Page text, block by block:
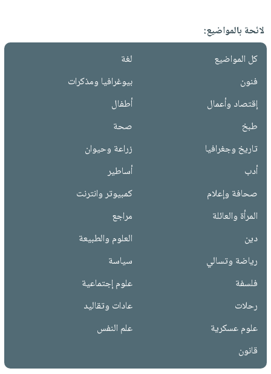
لائحة بالمواضيع:
كل المواضيع
لغة
فنون
بيوغرافيا ومذكرات
إقتصاد وأعمال
أطفال
طبخ
صحة
تاريخ وجغرافيا
زراعة وحيوان
أدب
أساطير
صحافة وإعلام
كمبيوتر وانترنت
المرأة والعائلة
مراجع
دين
العلوم والطبيعة
رياضة وتسالي
سياسة
فلسفة
علوم إجتماعية
رحلات
عادات وتقاليد
علوم عسكرية
علم النفس
قانون